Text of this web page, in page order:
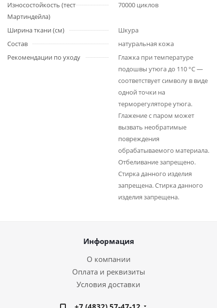
Износостойкость (тест
Мартиндейла)
70000 циклов
Ширина ткани (см)
Шкура
Состав
натуральная кожа
Рекомендации по уходу
Глажка при температуре
подошвы утюга до 110 °C —
соответствует символу в виде
одной точки на
терморегуляторе утюга.
Глажение с паром может
вызвать необратимые
повреждения
обрабатываемого материала.
Отбеливание запрещено.
Стирка данного изделия
запрещена. Стирка данного
изделия запрещена.
Информация
О компании
Оплата и реквизиты
Условия доставки